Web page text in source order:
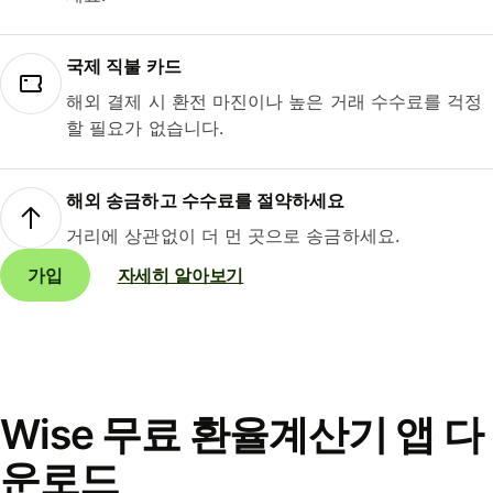
국제 직불 카드
해외 결제 시 환전 마진이나 높은 거래 수수료를 걱정
할 필요가 없습니다.
해외 송금하고 수수료를 절약하세요
거리에 상관없이 더 먼 곳으로 송금하세요.
가입
자세히 알아보기
Wise 무료 환율계산기 앱 다
운로드